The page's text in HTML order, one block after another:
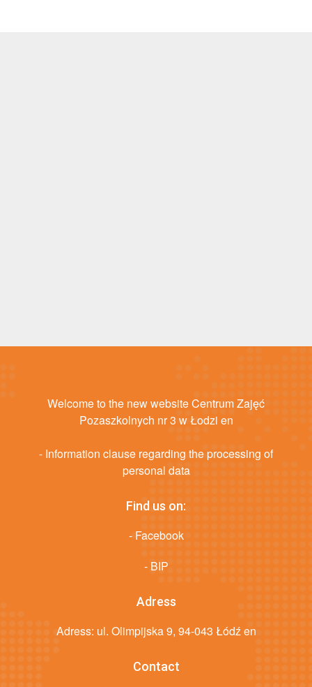
Welcome to the new website Centrum Zajęć
Pozaszkolnych nr 3 w Łodzi en
- Information clause regarding the processing of
personal data
Find us on:
- Facebook
- BIP
Adress
Adress: ul. Olimpijska 9, 94-043 Łódź en
Contact